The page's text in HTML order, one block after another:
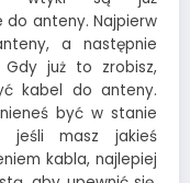
do anteny. Najpierw
a następnie
już to zrobisz,
kabel do anteny.
być w stanie
jeśli masz jakieś
kabla, najlepiej